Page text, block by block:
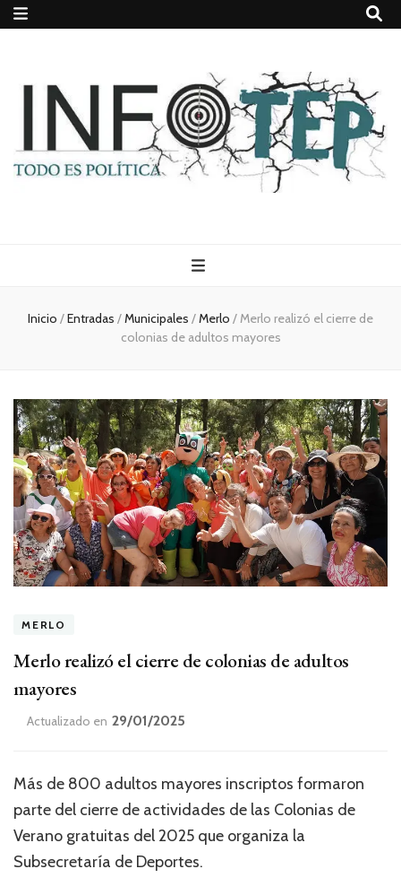
Todo es
(rosca)
política
Inicio /Entradas /Municipales /Merlo /Merlo realizó el cierre de
colonias de adultos mayores
MERLO
Merlo realizó el cierre de colonias de adultos
mayores
Actualizado en 29/01/2025
Más de 800 adultos mayores inscriptos formaron
parte del cierre de actividades de las Colonias de
Verano gratuitas del 2025 que organiza la
Subsecretaría de Deportes.